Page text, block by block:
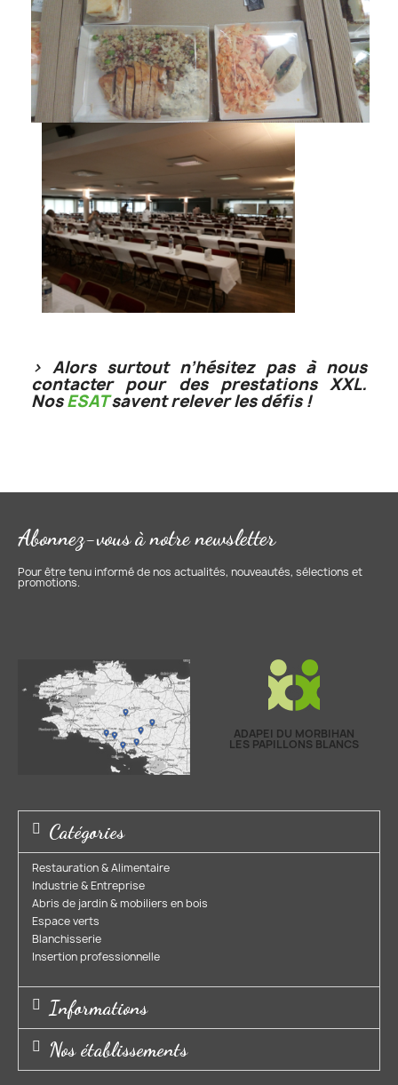
> Alors surtout n’hésitez pas à nous
contacter pour des prestations XXL.
NosESATsavent relever les défis !
Abonnez-vous à notre newsletter
Pour être tenu informé de nos actualités, nouveautés, sélections et
promotions.
ADAPEI DU MORBIHAN
LES PAPILLONS BLANCS
Catégories
Restauration & Alimentaire
Industrie & Entreprise​
Abris de jardin & mobiliers en bois​
Espace verts​
Blanchisserie​
Insertion professionnelle​
Informations
Nos établissements